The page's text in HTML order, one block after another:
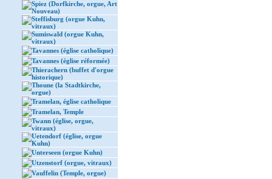
Spiez (Dorfkirche, orgue, Art
Nouveau)
Steffisburg (orgue Kuhn,
vitraux)
Sumiswald (orgue Kuhn,
vitraux)
Tavannes (église catholique)
Tavannes (église réformée)
Thierachern (buffet d'orgue
historique)
Thoune (la Stadtkirche,
orgue)
Tramelan, église catholique
Tramelan, Temple
Twann (église, orgue,
vitraux)
Uetendorf (église, orgue
Kuhn)
Unterseen (orgue Kuhn)
Utzenstorf (orgue, vitraux)
Vauffelin (Temple, orgue)